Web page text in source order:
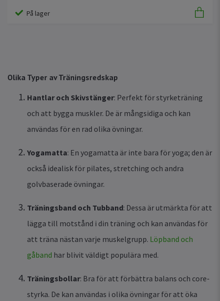
På lager
Olika Typer av Träningsredskap
Hantlar och Skivstänger: Perfekt för styrketräning
och att bygga muskler. De är mångsidiga och kan
användas för en rad olika övningar.
Yogamatta: En yogamatta är inte bara för yoga; den är
också idealisk för pilates, stretching och andra
golvbaserade övningar.
Träningsband och Tubband: Dessa är utmärkta för att
lägga till motstånd i din träning och kan användas för
att träna nästan varje muskelgrupp. Löpband och
gåband har blivit väldigt populära med.
Träningsbollar: Bra för att förbättra balans och core-
styrka. De kan användas i olika övningar för att öka